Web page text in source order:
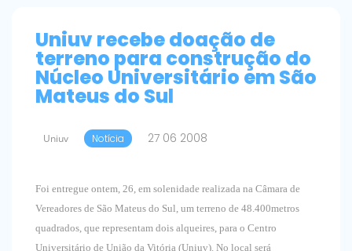
Uniuv recebe doação de
terreno para construção do
Núcleo Universitário em São
Mateus do Sul
Uniuv Notícia 27 06 2008
Foi entregue ontem, 26, em solenidade realizada na Câmara de
Vereadores de São Mateus do Sul, um terreno de 48.400metros
quadrados, que representam dois alqueires, para o Centro
Universitário de União da Vitória (Uniuv). No local será